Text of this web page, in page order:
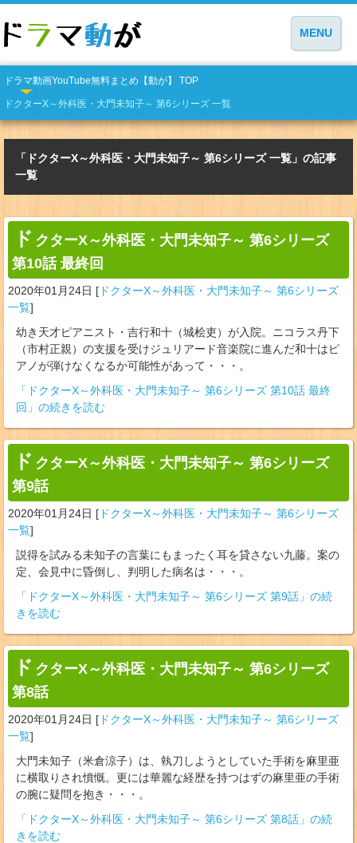
MENU
ドラマ動画YouTube無料まとめ【動が】 TOP
ドクターX～外科医・大門未知子～ 第6シリーズ 一覧
「ドクターX～外科医・大門未知子～ 第6シリーズ 一覧」の記事
一覧
ド クターX～外科医・大門未知子～ 第6シリーズ
第10話 最終回
2020年01月24日 [ ドクターX～外科医・大門未知子～ 第6シリーズ
一覧]
幼き天才ピアニスト・吉行和十（城桧吏）が入院。ニコラス丹下
（市村正親）の支援を受けジュリアード音楽院に進んだ和十はピ
アノが弾けなくなるか可能性があって・・・。
「ドクターX～外科医・大門未知子～ 第6シリーズ 第10話 最終
回」の続きを読む
ド クターX～外科医・大門未知子～ 第6シリーズ
第9話
2020年01月24日 [ ドクターX～外科医・大門未知子～ 第6シリーズ
一覧]
説得を試みる未知子の言葉にもまったく耳を貸さない九藤。案の
定、会見中に昏倒し、判明した病名は・・・。
「ドクターX～外科医・大門未知子～ 第6シリーズ 第9話」の続
きを読む
ド クターX～外科医・大門未知子～ 第6シリーズ
第8話
2020年01月24日 [ ドクターX～外科医・大門未知子～ 第6シリーズ
一覧]
大門未知子（米倉涼子）は、執刀しようとしていた手術を麻里亜
に横取りされ憤慨。更には華麗な経歴を持つはずの麻里亜の手術
の腕に疑問を抱き・・・。
「ドクターX～外科医・大門未知子～ 第6シリーズ 第8話」の続
きを読む